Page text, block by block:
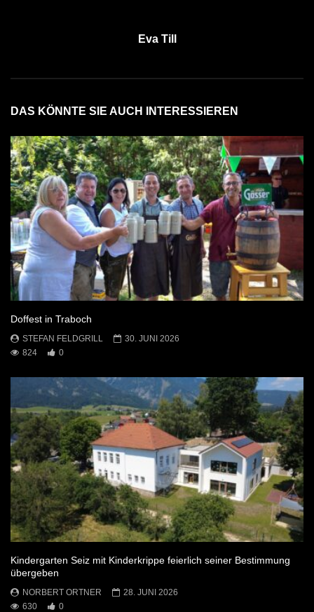
Eva Till
DAS KÖNNTE SIE AUCH INTERESSIEREN
Doffest in Traboch
STEFAN FELDGRILL
30. JUNI 2026
824
0
Kindergarten Seiz mit Kinderkrippe feierlich seiner Bestimmung
übergeben
NORBERT ORTNER
28. JUNI 2026
630
0